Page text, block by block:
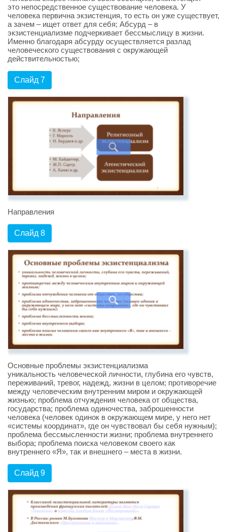
это непосредственное существование человека. У
человека первична экзистенция, то есть он уже существует,
а зачем – ищет ответ для себя; Абсурд – в
экзистенциализме подчеркивает бессмыслицу в жизни.
Именно благодаря абсурду осуществляется разлад
человеческого существования с окружающей
действительностью;
Слайд 7
Направления
Слайд 8
Основные проблемы экзистенциализма
уникальность человеческой личности, глубина его чувств,
переживаний, тревог, надежд, жизни в целом; противоречие
между человеческим внутренним миром и окружающей
жизнью; проблема отчуждения человека от общества,
государства; проблема одиночества, заброшенности
человека (человек одинок в окружающем мире, у него нет
«системы координат», где он чувствовал бы себя нужным);
проблема бессмысленности жизни; проблема внутреннего
выбора; проблема поиска человеком своего как
внутреннего «Я», так и внешнего – места в жизни.
Слайд 9